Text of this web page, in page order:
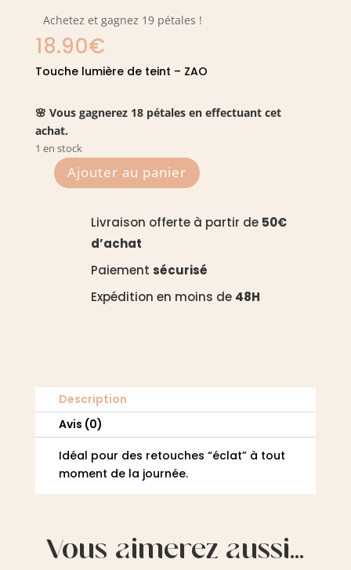
Achetez et gagnez 19 pétales !
18.90€
Touche lumière de teint – ZAO
🌸 Vous gagnerez 18 pétales en effectuant cet
achat.
1 en stock
quantitéAjouter au panier
Livraison offerte à partir de 50€
d’achat
Paiement sécurisé
Expédition en moins de 48H
Description
Avis (0)
Idéal pour des retouches “éclat” à tout
moment de la journée.
Vous aimerez aussi…